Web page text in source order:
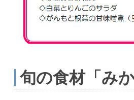
旬の食材「み